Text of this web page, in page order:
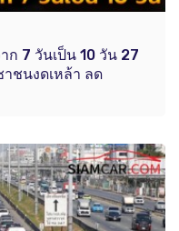
ก 7 วันเป็น 10 วัน 27
ชนงดเหล้า ลด